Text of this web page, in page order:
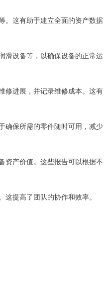
。这有助于建立全面的资产数据
滑设备等，以确保设备的正常运
修进展，并记录维修成本。这有
确保所需的零件随时可用，减少
资产价值。这些报告可以根据不
提高了团队的协作和效率。